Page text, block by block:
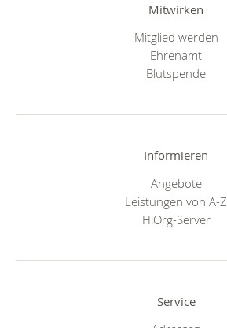
Mitwirken
Mitglied werden
Ehrenamt
Blutspende
Informieren
Angebote
Leistungen von A-Z
HiOrg-Server
Service